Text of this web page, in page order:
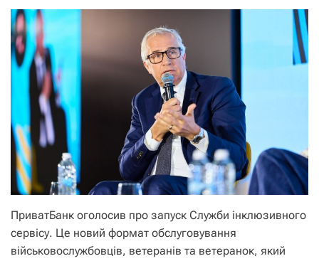
ПриватБанк оголосив про запуск Служби інклюзивного
сервісу. Це новий формат обслуговування
військовослужбовців, ветеранів та ветеранок, який